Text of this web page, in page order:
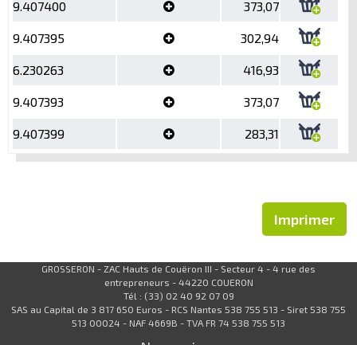
9.407400 373,07
9.407395 302,94
6.230263 416,93
9.407393 373,07
9.407399 283,31
Imprimer
GROSSERON - ZAC Hauts de Couëron III - Secteur 4 - 4 rue des
entrepreneurs - 44220 COUERON
Tél : (33) 02 40 92 07 09
SAS au Capital de 3 817 650 Euros - RCS Nantes 538 755 513 - Siret 538 755
513 00024 - NAF 4669B - TVA FR 74 538 755 513